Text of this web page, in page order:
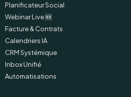
Planificateur Social
Webinar Live🆕
Facture & Contrats
Calendriers IA
CRM Systémique
Inbox Unifié
Automatisations